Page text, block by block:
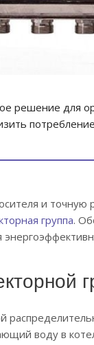
решение для
и
группа.
воду в